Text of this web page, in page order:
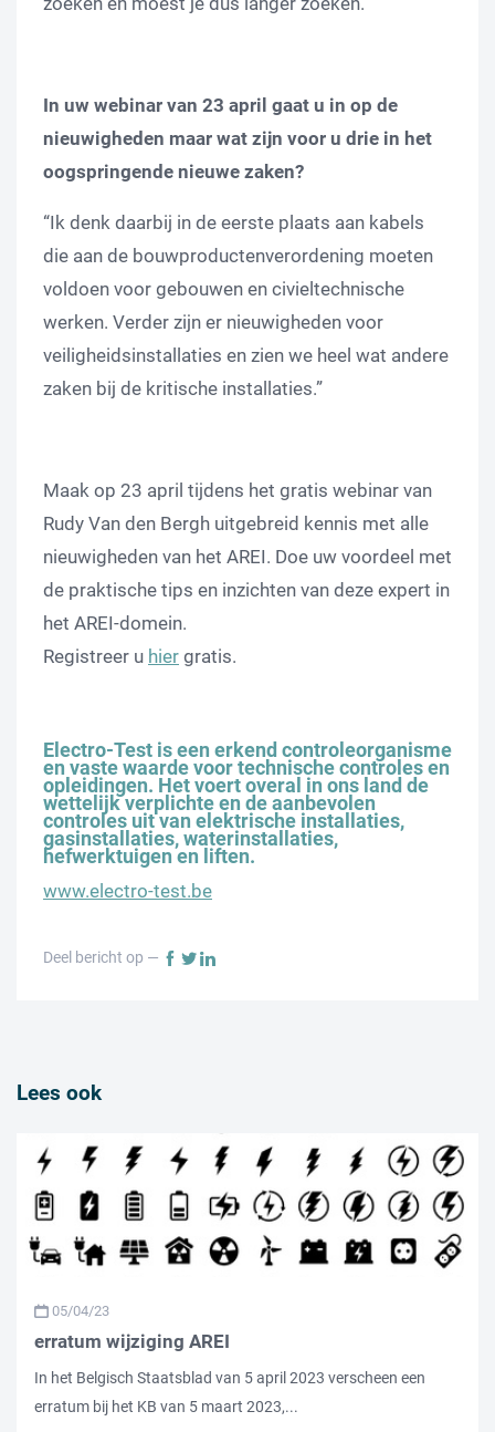
In uw webinar van 23 april gaat u in op de
nieuwigheden maar wat zijn voor u drie in het
oogspringende nieuwe zaken?
“Ik denk daarbij in de eerste plaats aan kabels
die aan de bouwproductenverordening moeten
voldoen voor gebouwen en civieltechnische
werken. Verder zijn er nieuwigheden voor
veiligheidsinstallaties en zien we heel wat andere
zaken bij de kritische installaties.”
Maak op 23 april tijdens het gratis webinar van
Rudy Van den Bergh uitgebreid kennis met alle
nieuwigheden van het AREI. Doe uw voordeel met
de praktische tips en inzichten van deze expert in
het AREI-domein.
Registreer u hier gratis.
Electro-Test is een erkend controleorganisme
en vaste waarde voor technische controles en
opleidingen. Het voert overal in ons land de
wettelijk verplichte en de aanbevolen
controles uit van elektrische installaties,
gasinstallaties, waterinstallaties,
hefwerktuigen en liften.
www.electro-test.be
Deel bericht op —
Lees ook
05/04/23
erratum wijziging AREI
In het Belgisch Staatsblad van 5 april 2023 verscheen een
erratum bij het KB van 5 maart 2023,...